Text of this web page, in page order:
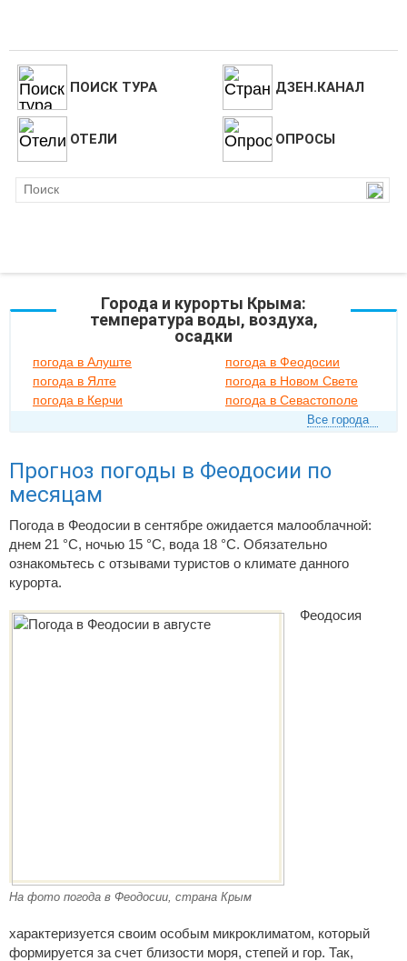
ПОИСК ТУРА ДЗЕН.КАНАЛ
ОТЕЛИ ОПРОСЫ
Города и курорты Крыма:
температура воды, воздуха,
осадки
погода в Алуште
погода в Феодосии
погода в Ялте
погода в Новом Свете
погода в Керчи
погода в Севастополе
Все города
Прогноз погоды в Феодосии по
месяцам
Погода в Феодосии в сентябре ожидается малооблачной:
днем 21 °C, ночью 15 °C, вода 18 °C. Обязательно
ознакомьтесь с отзывами туристов о климате данного
курорта.
На фото погода в Феодосии, страна Крым
Феодосия
характеризуется своим особым микроклиматом, который
формируется за счет близости моря, степей и гор. Так,